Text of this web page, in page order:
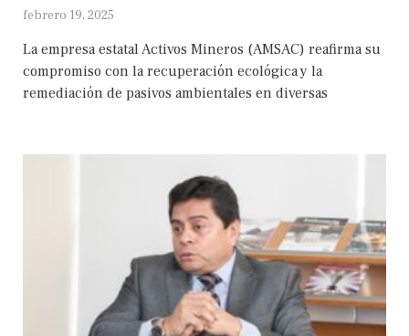
febrero 19, 2025
La empresa estatal Activos Mineros (AMSAC) reafirma su
compromiso con la recuperación ecológica y la
remediación de pasivos ambientales en diversas